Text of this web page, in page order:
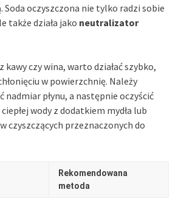
Soda oczyszczona nie tylko radzi sobie
także działa jako neutralizator
kawy czy wina, warto działać szybko,
w powierzchnię. Należy
nadmiar płynu, a następnie oczyścić
wody z dodatkiem mydła lub
czyszczących przeznaczonych do
Rekomendowana
metoda